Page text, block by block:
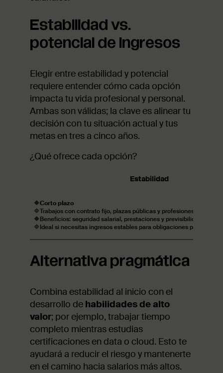
Estabilidad vs.
potencial de ingresos
Elegir entre estabilidad y potencial
requiere entender cómo cada opción
impacta tu vida profesional y personal.
Ambas son válidas; la clave es alinear tu
decisión con tu situación actual y tus
metas en tres a cinco años.
¿Qué ofrece cada opción?
Estabilidad
🔶Corto plazo
🔷Trabajos con contrato fijo, plazas públicas y profesiones con
🔶Beneficios: seguridad salarial, prestaciones y previsibilidad
🔷Ideal si necesitas ingresos estables para obligaciones personales.
Alternativa pragmática
Combina estabilidad al inicio con el
desarrollo de habilidades de alto
valor; por ejemplo, trabajar tiempo
completo mientras estudias
certificaciones en data o cloud. Esto te
ayudará a reducir el riesgo y mantenerte
en el camino hacia salarios más altos.